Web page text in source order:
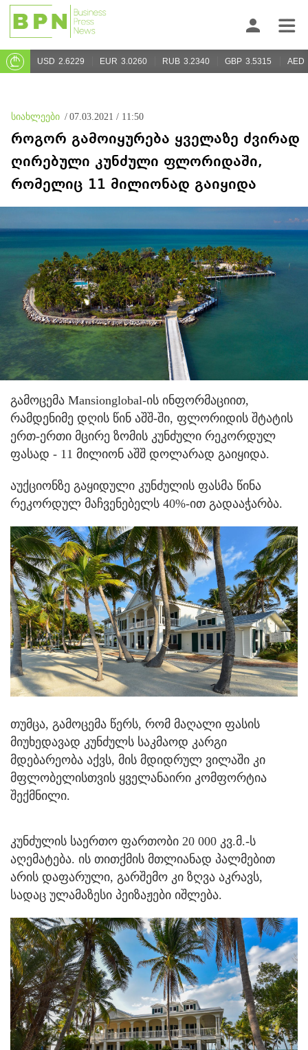
USD 2.6229 EUR 3.0260 RUB 3.2340 GBP 3.5315 AED
სიახლეები / 07.03.2021 / 11:50
როგორ გამოიყურება ყველაზე ძვირად
ღირებული კუნძული ფლორიდაში,
რომელიც 11 მილიონად გაიყიდა
გამოცემა Mansionglobal-ის ინფორმაციით,
რამდენიმე დღის წინ აშშ-ში, ფლორიდის შტატის
ერთ-ერთი მცირე ზომის კუნძული რეკორდულ
ფასად - 11 მილიონ აშშ დოლარად გაიყიდა.
აუქციონზე გაყიდული კუნძულის ფასმა წინა
რეკორდულ მაჩვენებელს 40%-ით გადააჭარბა.
თუმცა, გამოცემა წერს, რომ მაღალი ფასის
მიუხედავად კუნძულს საკმაოდ კარგი
მდებარეობა აქვს, მის მდიდრულ ვილაში კი
მფლობელისთვის ყველანაირი კომფორტია
შექმნილი.
კუნძულის საერთო ფართობი 20 000 კვ.მ.-ს
აღემატება. ის თითქმის მთლიანად პალმებით
არის დაფარული, გარშემო კი ზღვა აკრავს,
სადაც ულამაზესი პეიზაჟები იშლება.